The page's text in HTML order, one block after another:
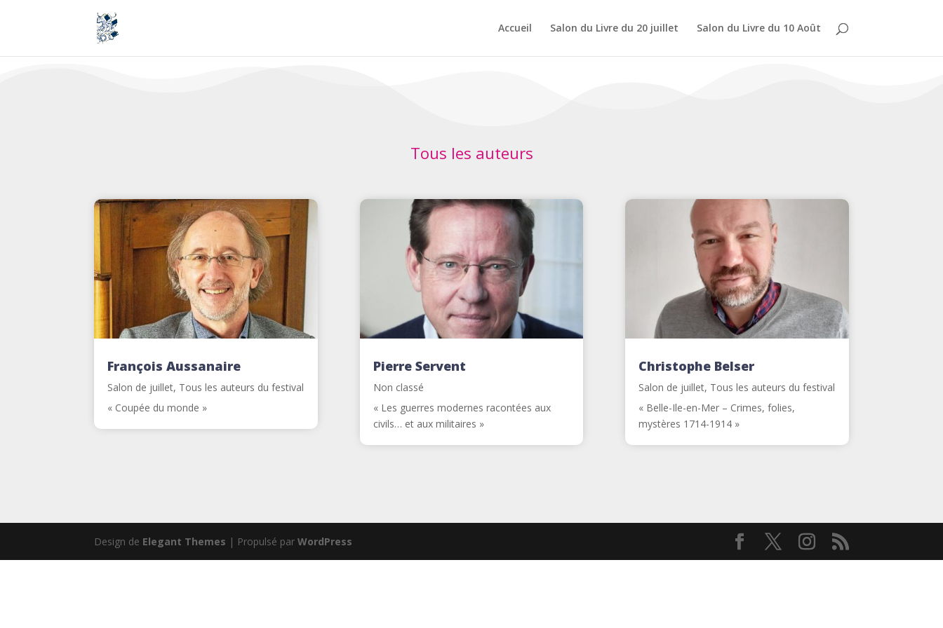
Accueil Salon du Livre du 20 juillet Salon du Livre du 10 Août
Tous les auteurs
François Aussanaire
Salon de juillet, Tous les auteurs du festival
« Coupée du monde »
Pierre Servent
Non classé
« Les guerres modernes racontées aux
civils… et aux militaires »
Christophe Belser
Salon de juillet, Tous les auteurs du festival
« Belle-Ile-en-Mer – Crimes, folies,
mystères 1714-1914 »
Design de Elegant Themes | Propulsé parWordPress